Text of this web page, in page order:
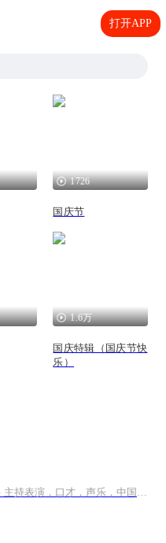
打开APP
1726
国庆节
1.6万
国庆特辑（国庆节快
乐）
【蔡蔡演艺】课程﹣-﹣主持表演，口才，声乐，中国舞，民族舞。独特的小舞台，专业的录音棚，每一位同学都能成为优秀的小明星。独特的教学模式，轻松上课，快乐学习！知名主持人，舞蹈家，高级教师任职授课！江南总校：河沟街42号三楼 18545856430江北分校...